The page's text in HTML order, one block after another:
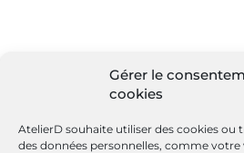
Gérer le
cookies
AtelierD souhaite utiliser des cookies ou
des données personnelles, comme